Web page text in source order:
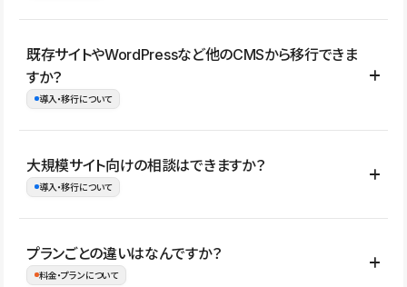
コーポレートサイト、サービスサイト、LP、採用サイト、ブロ
グ・メディア、イベントサイト、店舗・商品紹介サイト、ポートフ
ォリオなど幅広く制作できます。
既存サイトやWordPressなど他のCMSから移行できま
すか？
導入・移行について
はい。既存サイトの構成やコンテンツ、URLを整理したうえで、
Studio上に再構築する形で移行できます。 WordPressの場合は、
イト全体のデザインや設定がそのまま移行されるわけではないた
め、移行後にページ構成やデザイン、CMS設計、URL・リダイレク
大規模サイト向けの相談はできますか？
導入・移行について
はい。アクセス規模が大きいサイトや、複数部門での運用、権限管
理、セキュリティ確認、既存システムとの連携など、個別の要件が
プランごとの違いはなんですか？
料金・プランについて